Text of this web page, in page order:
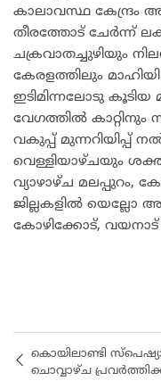
കാലാവസ്ഥ കേന്ദ്രം
തീരത്തോട് ചേർന്ന്
ചക്രവാതച്ചുഴിയും
കേരളത്തിലും
ഇടിമിന്നലോടു കൂടിയ
വേഗത്തിൽ കാറ്റിനും
വകുപ്പ് മുന്നറിയിപ്പ്
വെള്ളിയാഴ്ചയും
വ്യാഴാഴ്ച മലപ്പുറം,
ജില്ലകളിൽ യെല്ലോ
കോഴിക്കോട്, വയനാട്
കൊയിലാണ്ടി
ചൊവ്വാഴ്ച